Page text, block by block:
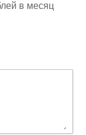
в месяц